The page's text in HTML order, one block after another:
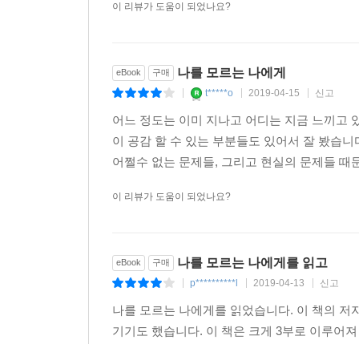
이 리뷰가 도움이 되었나요?
eBook 구매 나를 모르는 나에게
t*****o 2019-04-15 신고
어느 정도는 이미 지나고 어디는 지금 느끼고
이 공감 할 수 있는 부분들도 있어서 잘 봤습
어쩔수 없는 문제들, 그리고 현실의 문제들
이 리뷰가 도움이 되었나요?
eBook 구매 나를 모르는 나에게를 읽고
p**********l 2019-04-13 신고
나를 모르는 나에게를 읽었습니다. 이 책의
기기도 했습니다. 이 책은 크게 3부로 이루어